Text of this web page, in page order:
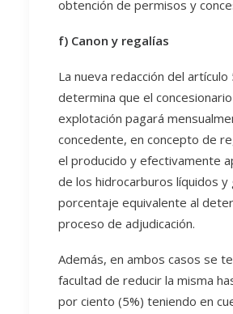
obtención de permisos y
f) Canon y regalías
La nueva redacción del artículo
determina que el
explotación pagará
concedente, en concepto de
el producido y efectivamente
de los hidrocarburos líquidos y
porcentaje equivalente al
proceso de adjudicación.
Además, en ambos casos se
facultad de reducir la misma
por ciento (5%) teniendo en